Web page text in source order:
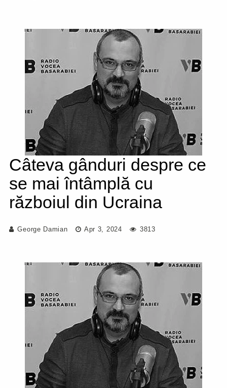
Câteva gânduri despre ce
se mai întâmplă cu
războiul din Ucraina
George Damian Apr 3, 2024 3813